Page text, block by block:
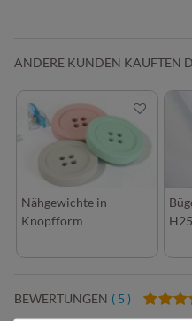
ANDERE KUNDEN KAUFTEN
Nähgewichte in
Knopfform
BEWERTUNGEN ( 5 )